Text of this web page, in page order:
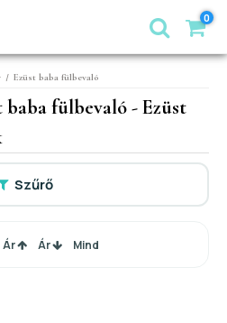
0
/ Ezüst baba fülbevaló
baba fülbevaló - Ezüst
Szűrő
Ár Ár Mind